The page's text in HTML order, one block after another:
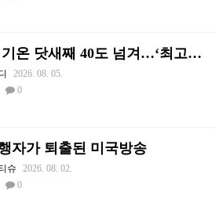
양산 기온 닷새째 40도 넘겨…‘최고기온 42도 가능성도’
2026. 08. 05.
0
자가 퇴출된 미국방송
슈
2026. 08. 02.
0